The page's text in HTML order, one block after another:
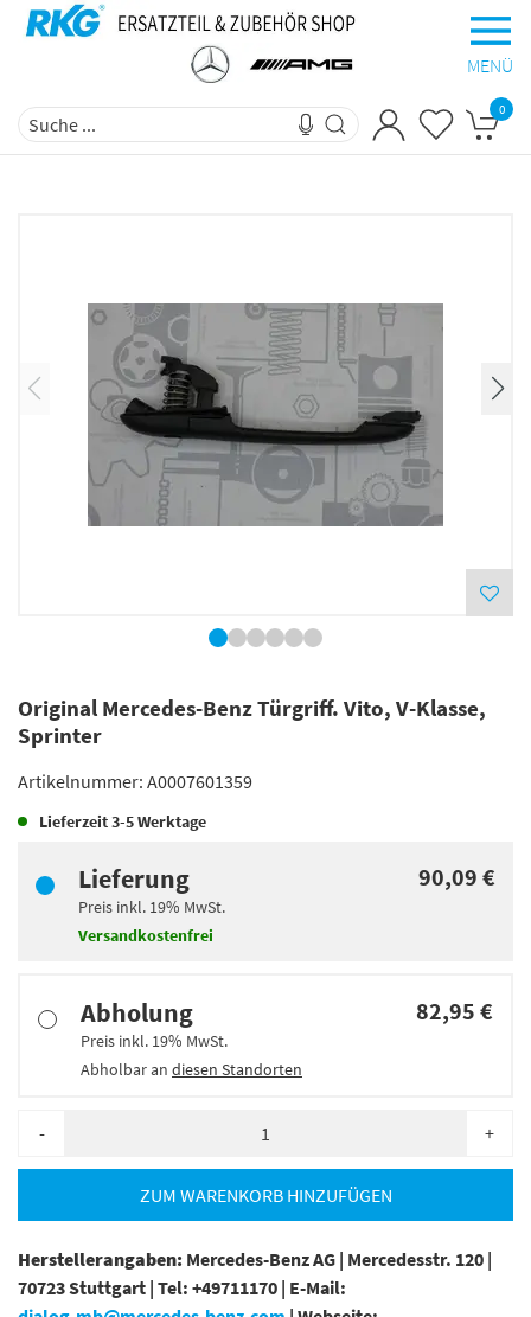
MENÜ
0
Original Mercedes-Benz Türgriff. Vito, V-Klasse,
Sprinter
Artikelnummer: A0007601359
Lieferzeit3-5 Werktage
Lieferung
Preis inkl. 19% MwSt.
Versandkostenfrei
90,09 €
Abholung
Preis inkl. 19% MwSt.
Abholbar an diesen Standorten
82,95 €
- +
ZUM WARENKORB HINZUFÜGEN
Herstellerangaben: Mercedes-Benz AG | Mercedesstr. 120 |
70723 Stuttgart | Tel: +49711170 | E-Mail: